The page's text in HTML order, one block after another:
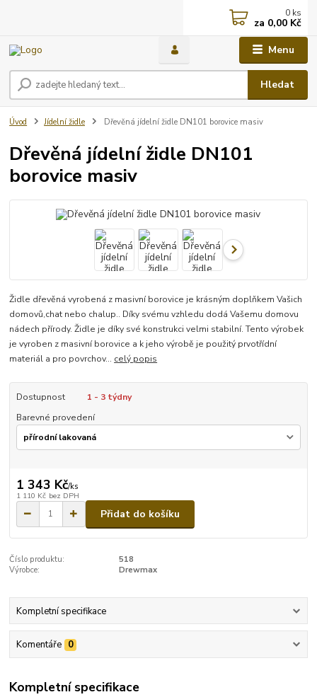
Menu
Hledat
0 ks
za 0,00 Kč
Úvod Jídelní židle Dřevěná jídelní židle DN101 borovice masiv
Dřevěná jídelní židle DN101
borovice masiv
Židle dřevěná vyrobená z masivní borovice je krásným doplňkem Vašich
domovů,chat nebo chalup.. Díky svému vzhledu dodá Vašemu domovu
nádech přírody. Židle je díky své konstrukci velmi stabilní. Tento výrobek
je vyroben z masivní borovice a k jeho výrobě je použitý prvotřídní
materiál a pro povrchov... celý popis
Dostupnost
1 - 3 týdny
Barevné provedení
1 343 Kč/ks
1 110 Kč bez DPH
Přidat do košíku
Číslo produktu:
518
Výrobce:
Drewmax
Kompletní specifikace
Komentáře 0
Kompletní specifikace